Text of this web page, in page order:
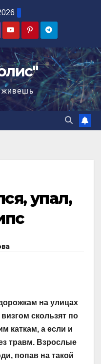
живешь
упал,
на улицах
скользят по
каткам, а если и
травм. Взрослые
попав на такой